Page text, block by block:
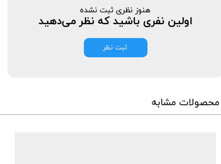
هنوز نظری ثبت نشده
اولین نفری باشید که نظر می‌دهید
ثبت نظر
محصولات مشابه